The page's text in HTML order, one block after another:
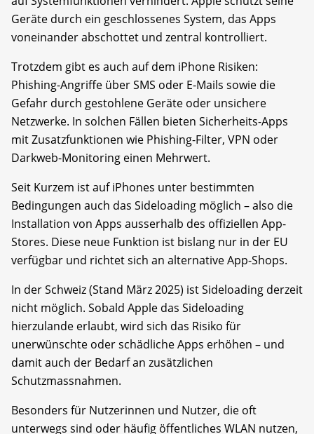
Geräte durch ein geschlossenes System, das Apps
voneinander abschottet und zentral kontrolliert.
Trotzdem gibt es auch auf dem iPhone Risiken:
Phishing-Angriffe über SMS oder E-Mails sowie die
Gefahr durch gestohlene Geräte oder unsichere
Netzwerke. In solchen Fällen bieten Sicherheits-Apps
mit Zusatzfunktionen wie Phishing-Filter, VPN oder
Darkweb-Monitoring einen Mehrwert.
Seit Kurzem ist auf iPhones unter bestimmten
Bedingungen auch das Sideloading möglich – also die
Installation von Apps ausserhalb des offiziellen App-
Stores. Diese neue Funktion ist bislang nur in der EU
verfügbar und richtet sich an alternative App-Shops.
In der Schweiz (Stand März 2025) ist Sideloading derzeit
nicht möglich. Sobald Apple das Sideloading
hierzulande erlaubt, wird sich das Risiko für
unerwünschte oder schädliche Apps erhöhen – und
damit auch der Bedarf an zusätzlichen
Schutzmassnahmen.
Besonders für Nutzerinnen und Nutzer, die oft
unterwegs sind oder häufig öffentliches WLAN nutzen,